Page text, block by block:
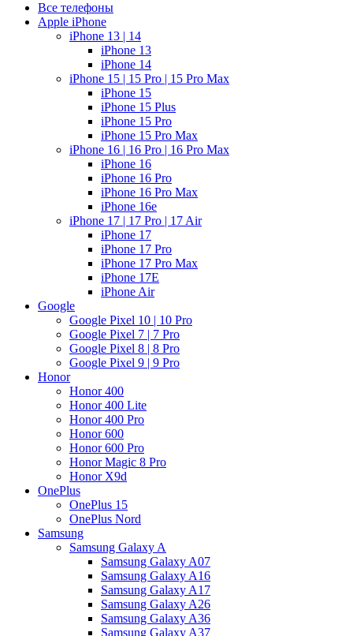
Все телефоны
Apple iPhone
iPhone 13 | 14
iPhone 13
iPhone 14
iPhone 15 | 15 Pro | 15 Pro Max
iPhone 15
iPhone 15 Plus
iPhone 15 Pro
iPhone 15 Pro Max
iPhone 16 | 16 Pro | 16 Pro Max
iPhone 16
iPhone 16 Pro
iPhone 16 Pro Max
iPhone 16e
iPhone 17 | 17 Pro | 17 Air
iPhone 17
iPhone 17 Pro
iPhone 17 Pro Max
iPhone 17E
iPhone Air
Google
Google Pixel 10 | 10 Pro
Google Pixel 7 | 7 Pro
Google Pixel 8 | 8 Pro
Google Pixel 9 | 9 Pro
Honor
Honor 400
Honor 400 Lite
Honor 400 Pro
Honor 600
Honor 600 Pro
Honor Magic 8 Pro
Honor X9d
OnePlus
OnePlus 15
OnePlus Nord
Samsung
Samsung Galaxy A
Samsung Galaxy A07
Samsung Galaxy A16
Samsung Galaxy A17
Samsung Galaxy A26
Samsung Galaxy A36
Samsung Galaxy A37